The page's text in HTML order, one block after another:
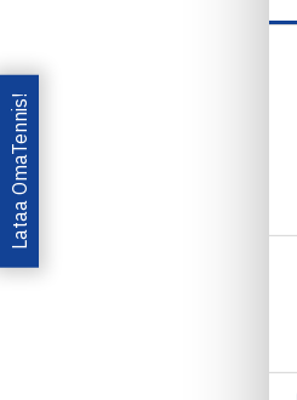
Lataa OmaTennis!